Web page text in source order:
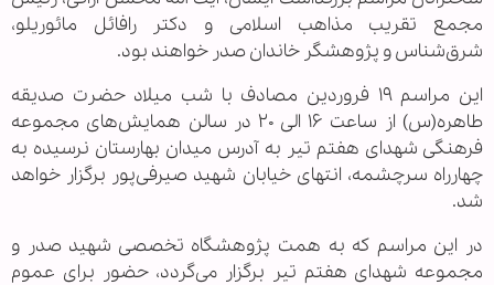
مجمع تقریب مذاهب اسلامی و دکتر رافائل مائوریلو،
شرق‌شناس و پژوهشگر خاندان صدر خواهند بود.
این مراسم ۱۹ فروردین مصادف با شب میلاد حضرت صدیقه
طاهره(س) از ساعت ۱۶ الی ۲۰ در سالن همایش‌های مجموعه
فرهنگی شهدای هفتم تیر به آدرس میدان بهارستان نرسیده به
چهارراه سرچشمه، انتهای خیابان شهید صیرفی‌پور برگزار خواهد
شد.
در این مراسم که به همت پژوهشگاه تخصصی شهید صدر و
مجموعه شهدای هفتم تیر برگزار می‌گردد، حضور برای عموم